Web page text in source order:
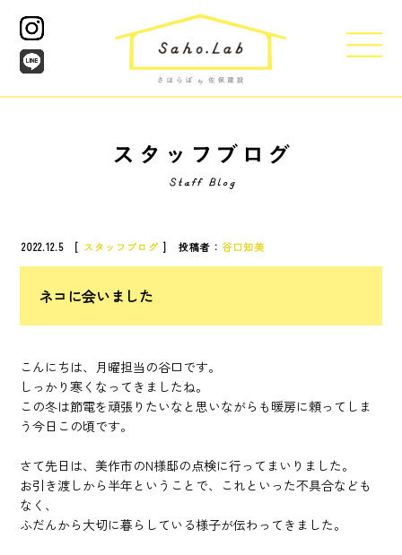
2022.12.5 [ スタッフブログ ] 投稿者：谷口知美
ネコに会いました
こんにちは、月曜担当の谷口です。
しっかり寒くなってきましたね。
この冬は節電を頑張りたいなと思いながらも暖房に頼ってしま
う今日この頃です。
さて先日は、美作市のN様邸の点検に行ってまいりました。
お引き渡しから半年ということで、これといった不具合なども
なく、
ふだんから大切に暮らしている様子が伝わってきました。